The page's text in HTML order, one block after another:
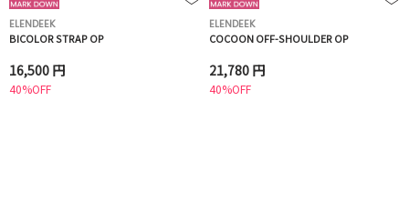
ELENDEEK
BICOLOR STRAP OP
16,500 円
40%OFF
ELENDEEK
COCOON OFF-SHOULDER OP
21,780 円
40%OFF